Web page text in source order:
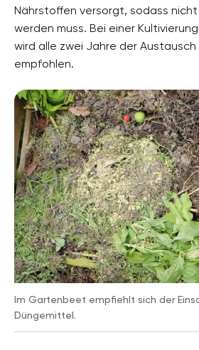
Nährstoffen versorgt, sodass
werden muss. Bei einer
wird alle zwei Jahre der
empfohlen.
Im Gartenbeet empfiehlt sich der
Düngemittel.